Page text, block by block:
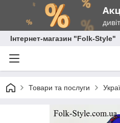
Інтернет-магазин "Folk-Style"
Товари та послуги